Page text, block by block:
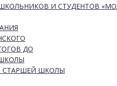
И СТУДЕНТОВ
ДО
СТАРШЕЙ ШКОЛЫ